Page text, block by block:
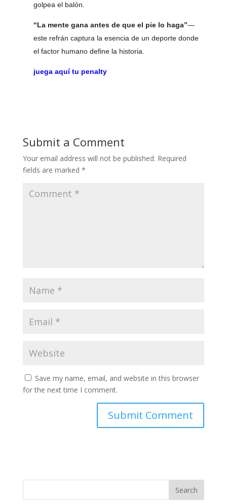
golpea el balón.
“La mente gana antes de que el pie lo haga”—
este refrán captura la esencia de un deporte donde
el factor humano define la historia.
juega aquí tu penalty
Submit a Comment
Your email address will not be published. Required
fields are marked *
Save my name, email, and website in this browser
for the next time I comment.